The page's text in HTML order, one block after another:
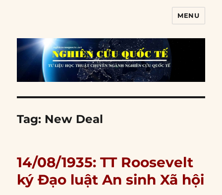
MENU
Tag: New Deal
14/08/1935: TT Roosevelt
ký Đạo luật An sinh Xã hội